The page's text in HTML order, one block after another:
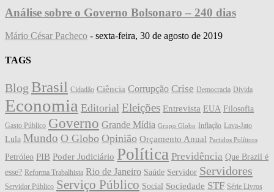
Análise sobre o Governo Bolsonaro – 240 dias
Mário César Pacheco - sexta-feira, 30 de agosto de 2019
TAGS
Blog Brasil Cidadão Ciência Corrupção Crise Democracia Dívida
Economia Editorial Eleições Entrevista EUA Filosofia
Gasto Público Governo Grande Mídia Grupo Globo Inflação Lava-Jato
Lula Mundo O Globo Opinião Orçamento Anual Partidos Políticos
Petróleo PIB Poder Judiciário Política Previdência Que Brazil é
esse? Reforma Trabalhista Rio de Janeiro Saúde Servidor Servidores
Servidor Público Serviço Público Social Sociedade STF Série Livros